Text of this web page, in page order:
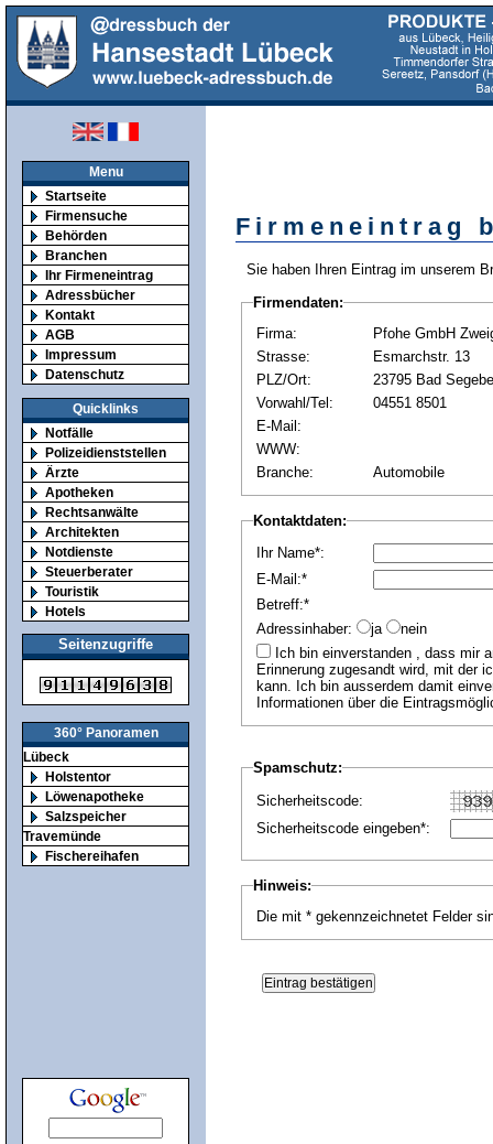
Menu
Startseite
Firmensuche
Behörden
Branchen
Ihr Firmeneintrag
Adressbücher
Kontakt
AGB
Impressum
Datenschutz
Quicklinks
Notfälle
Polizeidienststellen
Ärzte
Apotheken
Rechtsanwälte
Architekten
Notdienste
Steuerberater
Touristik
Hotels
Seitenzugriffe
360° Panoramen
Lübeck
Holstentor
Löwenapotheke
Salzspeicher
Travemünde
Fischereihafen
Firmeneintrag
Sie haben Ihren Eintrag im unserem
Firmendaten:
Firma:
Pfohe GmbH
Strasse:
Esmarchstr. 13
PLZ/Ort:
23795 Bad
Vorwahl/Tel:
04551 8501
E-Mail:
WWW:
Branche:
Automobile
Kontaktdaten:
Ihr Name*:
E-Mail:*
Betreff:*
Adressinhaber:
ja
nein
Ich bin einverstanden , dass mir an die angegebene E-Mail Adresse jährlich eine
Erinnerung zugesandt wird, mit der
kann. Ich bin ausserdem damit
Informationen über die
Spamschutz:
Sicherheitscode:
Sicherheitscode eingeben*:
Hinweis:
Die mit * gekennzeichnetet Felder